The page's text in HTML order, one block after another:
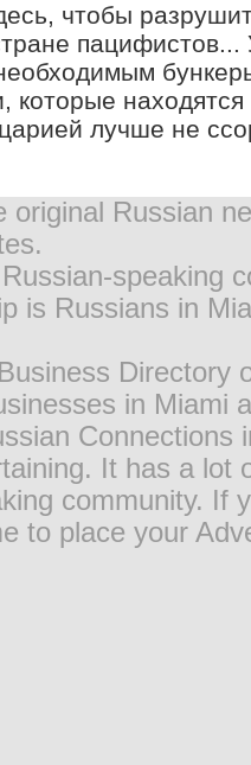
чтобы
пацифистов...
которые
лучше не
original Russian
speaking
is Russians in
Directory
in Miami
It has a
community. If
to place your